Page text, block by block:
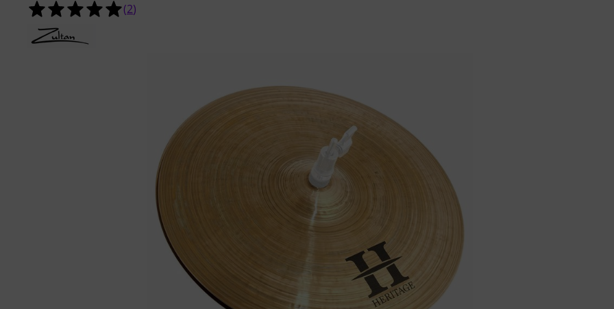
5.0/5 csillag, összesen 2 értékelés alapján
(2)